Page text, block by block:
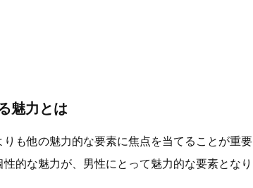
魅力とは
も他の魅力的な要素に焦点を当てることが重要
的な魅力が、男性にとって魅力的な要素となり